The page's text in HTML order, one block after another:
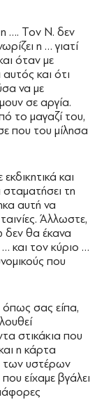
η …. Τον Ν. δεν
η … γιατί
όταν με
αυτός και ότι
να με
σε αργία.
το μαγαζί του,
που του μίλησα
και
σταματήσει τη
αυτή να
Άλλωστε,
δεν θα έκανα
και τον κύριο …
που
όπως σας είπα,
στικάκια που
η κάρτα
των υστέρων
είχαμε βγάλει